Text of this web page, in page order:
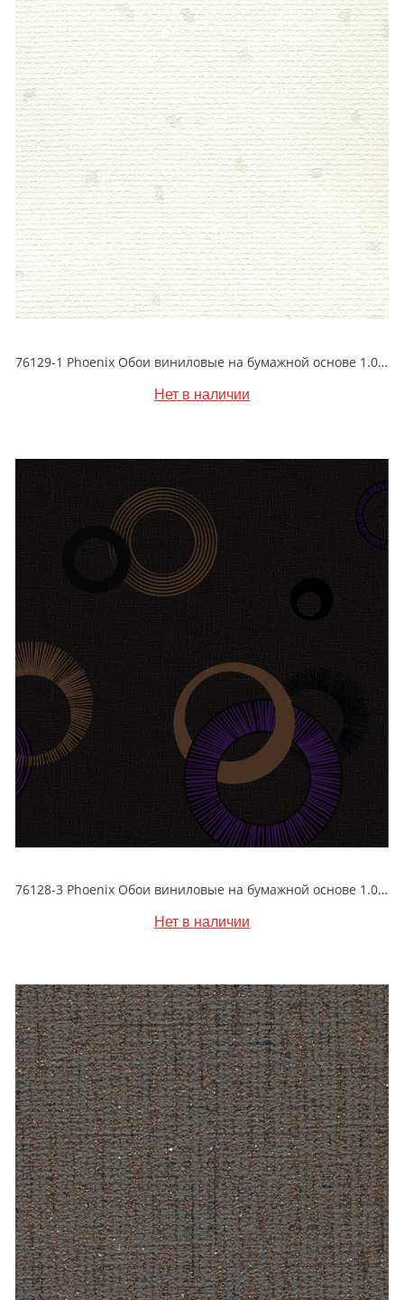
76129-1 Phoenix Обои виниловые на бумажной основе 1.06*15.6
Нет в наличии
76128-3 Phoenix Обои виниловые на бумажной основе 1.06*15.6
Нет в наличии